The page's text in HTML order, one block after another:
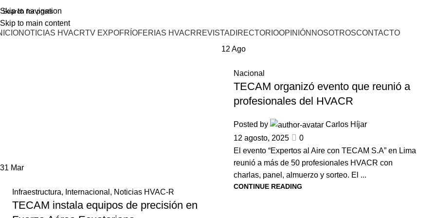
Skip to navigation
Skip to main content
NOTICIAS HVACRTV EXPOFRÍOFERIAS HVACRREVISTADIRECTORIOOPINIÓN NOSOTROSCONTACTO
31 Mar
Infraestructura, Internacional , Noticias HVAC-R
TECAM instala equipos de precisión en
12 Ago
Nacional
TECAM organizó evento que reunió a
profesionales del HVACR
Posted by
Carlos Híjar
12 agosto, 2025
0
El evento “Expertos al Aire con TECAM S.A” en Lima
reunió a más de 50 profesionales HVACR con
charlas, panel, almuerzo y sorteo. El ...
CONTINUE READING